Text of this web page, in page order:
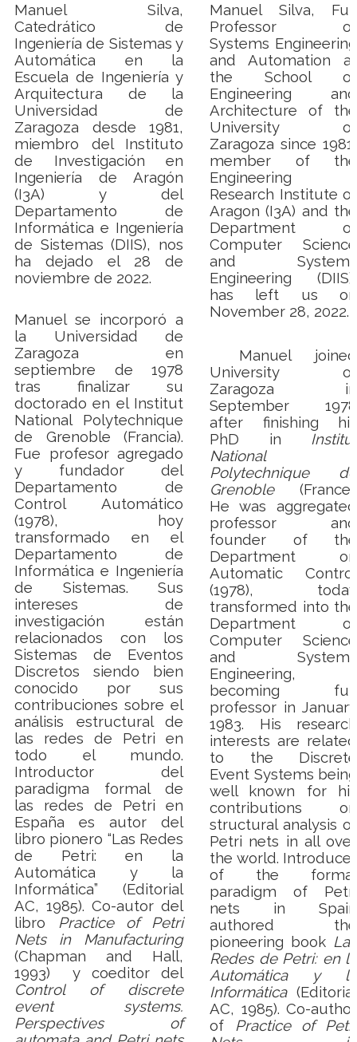
Manuel Silva,
Catedrático de
Ingeniería de Sistemas y
Automática en la
Escuela de Ingeniería y
Arquitectura de la
Universidad de
Zaragoza desde 1981,
miembro del Instituto
de Investigación en
Ingeniería de Aragón
(I3A) y del
Departamento de
Informática e Ingeniería
de Sistemas (DIIS), nos
ha dejado el 28 de
noviembre de 2022.
Manuel se incorporó a
la Universidad de
Zaragoza en
septiembre de 1978
tras finalizar su
doctorado en el Institut
National Polytechnique
de Grenoble (Francia).
Fue profesor agregado
y fundador del
Departamento de
Control Automático
(1978), hoy
transformado en el
Departamento de
Informática e Ingeniería
de Sistemas. Sus
intereses de
investigación están
relacionados con los
Sistemas de Eventos
Discretos siendo bien
conocido por sus
contribuciones sobre el
análisis estructural de
las redes de Petri en
todo el mundo.
Introductor del
paradigma formal de
las redes de Petri en
España es autor del
libro pionero “Las Redes
de Petri: en la
Automática y la
Informática” (Editorial
AC, 1985).Co-autor del
libro
Practice of Petri
Nets in Manufacturing
(Chapman and Hall,
1993)
y coeditor del
Control of discrete
event systems.
Perspectives of
Manuel Silva, Full
Professor of
Systems Engineering
and Automation at
the School of
Engineering and
Architecture of the
University of
Zaragoza since 1981,
member of the
Engineering
Research Institute of
Aragon (I3A) and the
Department of
Computer Science
and Systems
Engineering (DIIS),
has left us on
November 28, 2022.
Manuel joined
University of
Zaragoza in
September 1978
after finishing his
PhD in Institut
National
Polytechnique de
Grenoble(France).
He was aggregated
professor and
founder of the
Department on
Automatic Control
(1978), today
transformed into the
Department of
Computer Science
and Systems
Engineering,
becoming full
professor in January
1983. His research
interests are related
to the Discrete
Event Systems being
well known for his
contributions on
structural analysis of
Petri nets in all over
the world. Introducer
of the formal
paradigm of Petri
nets in Spain
authored the
pioneering book Las
Redes de Petri: en la
Automática y la
Informática(Editorial
AC, 1985). Co-author
of
Practice of Petri